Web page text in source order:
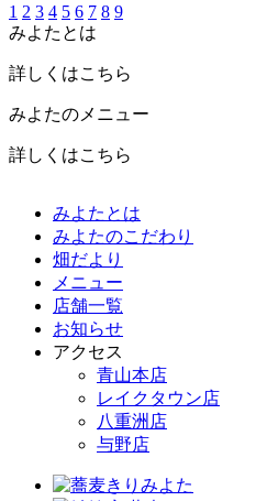
1 2 3 4 5 6 7 8 9
みよたとは
詳しくはこちら
みよたのメニュー
詳しくはこちら
みよたとは
みよたのこだわり
畑だより
メニュー
店舗一覧
お知らせ
アクセス
青山本店
レイクタウン店
八重洲店
与野店